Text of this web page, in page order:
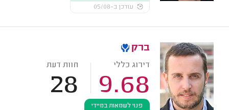
עודכן ב-05/08
ברק
דירוג כללי
9.68
חוות דעת
28
פנוי לשמאות במיידי